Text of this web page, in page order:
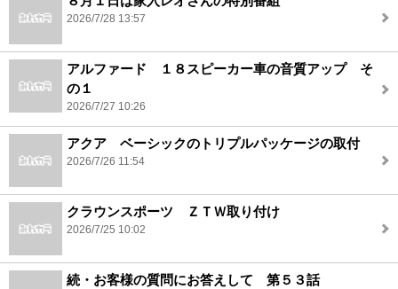
2026/7/28 13:57
アルファード １８スピーカー車の音質アップ そ
の１
2026/7/27 10:26
アクア ベーシックのトリプルパッケージの取付
2026/7/26 11:54
クラウンスポーツ ＺＴＷ取り付け
2026/7/25 10:02
続・お客様の質問にお答えして 第５３話